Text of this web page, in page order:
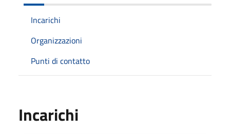
Incarichi
Organizzazioni
Punti di contatto
Incarichi